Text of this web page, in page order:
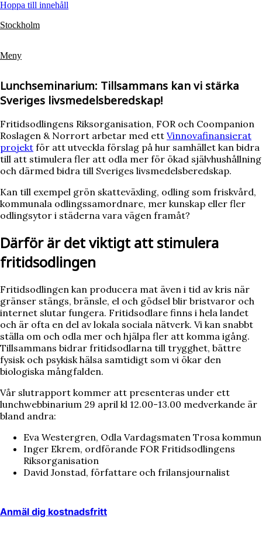
Hoppa till innehåll
Stockholm
Meny
Lunchseminarium: Tillsammans kan vi stärka
Sveriges livsmedelsberedskap!
Fritidsodlingens Riksorganisation, FOR och Coompanion
Roslagen & Norrort arbetar med ett Vinnovafinansierat
projekt för att utveckla förslag på hur samhället kan bidra
till att stimulera fler att odla mer för ökad självhushållning
och därmed bidra till Sveriges livsmedelsberedskap.
Kan till exempel grön skatteväxling, odling som friskvård,
kommunala odlingssamordnare, mer kunskap eller fler
odlingsytor i städerna vara vägen framåt?
Därför är det viktigt att stimulera
fritidsodlingen
Fritidsodlingen kan producera mat även i tid av kris när
gränser stängs, bränsle, el och gödsel blir bristvaror och
internet slutar fungera. Fritidsodlare finns i hela landet
och är ofta en del av lokala sociala nätverk. Vi kan snabbt
ställa om och odla mer och hjälpa fler att komma igång.
Tillsammans bidrar fritidsodlarna till trygghet, bättre
fysisk och psykisk hälsa samtidigt som vi ökar den
biologiska mångfalden.
Vår slutrapport kommer att presenteras under ett
lunchwebbinarium 29 april kl 12.00-13.00 medverkande är
bland andra:
Eva Westergren, Odla Vardagsmaten Trosa kommun
Inger Ekrem, ordförande FOR Fritidsodlingens
Riksorganisation
David Jonstad, författare och frilansjournalist
Anmäl dig kostnadsfritt